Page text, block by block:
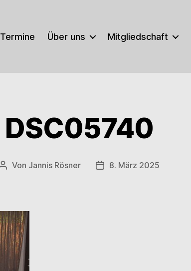
Termine Über uns Mitgliedschaft
DSC05740
Beitragsautor
Von Jannis Rösner Veröffentlichungsdatum
8. März 2025